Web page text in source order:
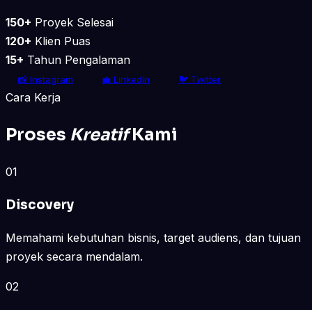
150+ Proyek Selesai
120+ Klien Puas
15+ Tahun Pengalaman
📸 Instagram 💼 LinkedIn 🐦 Twitter
Cara Kerja
Proses KreatifKami
01
Discovery
Memahami kebutuhan bisnis, target audiens, dan tujuan
proyek secara mendalam.
02